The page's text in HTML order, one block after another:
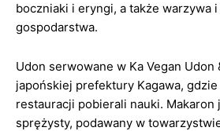
boczniaki i eryngi, a także warzywa i
gospodarstwa.
Udon serwowane w Ka Vegan
japońskiej prefektury Kagawa, gdzie
restauracji pobierali nauki. Makaron
sprężysty, podawany w